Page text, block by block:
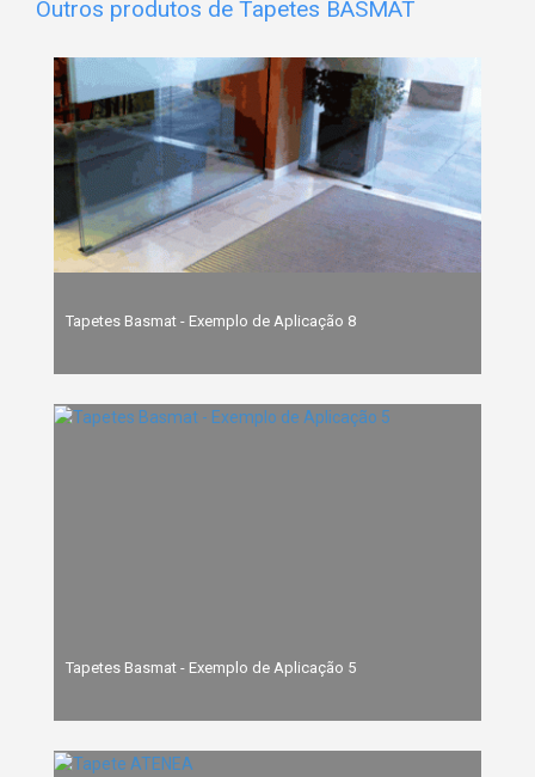
Outros produtos de Tapetes BASMAT
Tapetes Basmat - Exemplo de Aplicação 8
Tapetes Basmat - Exemplo de Aplicação 5